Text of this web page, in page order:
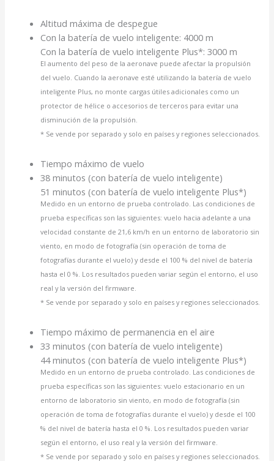
Altitud máxima de despegue
Con la batería de vuelo inteligente: 4000 m
Con la batería de vuelo inteligente Plus*: 3000 m
El aumento del peso de la aeronave puede afectar la propulsión
del vuelo. Cuando la aeronave esté utilizando la batería de vuelo
inteligente Plus, no monte cargas útiles adicionales como un
protector de hélice o accesorios de terceros para evitar una
disminución de la propulsión.
* Se vende por separado y solo en países y regiones seleccionados.
Tiempo máximo de vuelo
38 minutos (con batería de vuelo inteligente)
51 minutos (con batería de vuelo inteligente Plus*)
Medido en un entorno de prueba controlado. Las condiciones de
prueba específicas son las siguientes: vuelo hacia adelante a una
velocidad constante de 21,6 km/h en un entorno de laboratorio sin
viento, en modo de fotografía (sin operación de toma de
fotografías durante el vuelo) y desde el 100 % del nivel de batería
hasta el 0 %. Los resultados pueden variar según el entorno, el uso
real y la versión del firmware.
* Se vende por separado y solo en países y regiones seleccionados.
Tiempo máximo de permanencia en el aire
33 minutos (con batería de vuelo inteligente)
44 minutos (con batería de vuelo inteligente Plus*)
Medido en un entorno de prueba controlado. Las condiciones de
prueba específicas son las siguientes: vuelo estacionario en un
entorno de laboratorio sin viento, en modo de fotografía (sin
operación de toma de fotografías durante el vuelo) y desde el 100
% del nivel de batería hasta el 0 %. Los resultados pueden variar
según el entorno, el uso real y la versión del firmware.
* Se vende por separado y solo en países y regiones seleccionados.